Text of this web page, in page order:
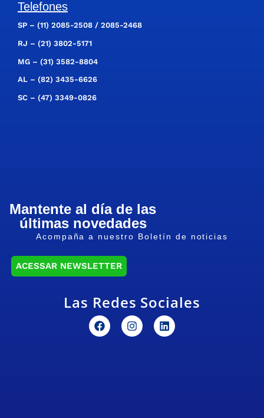
Telefones
SP – (11) 2085-2508 / 2085-2468
RJ – (21) 3802-5171
MG – (31) 3582-8804
AL – (82) 3435-6626
SC – (47) 3349-0826
Mantente al día de las
últimas novedades
Acompaña a nuestro Boletín de noticias
ACESSAR NEWSLETTER
Las Redes Sociales